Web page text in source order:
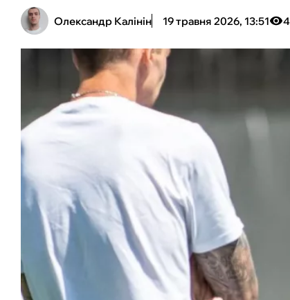
Олександр Калінін 19 травня 2026, 13:51